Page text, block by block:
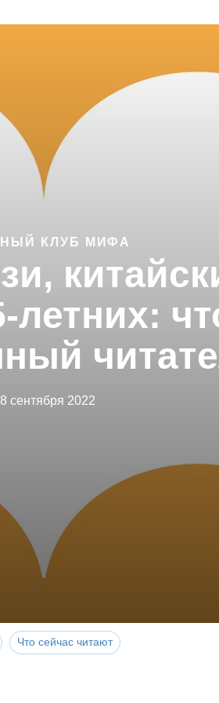
КЛУБ МИФА
летних:
сентября 2022
Что сейчас читают